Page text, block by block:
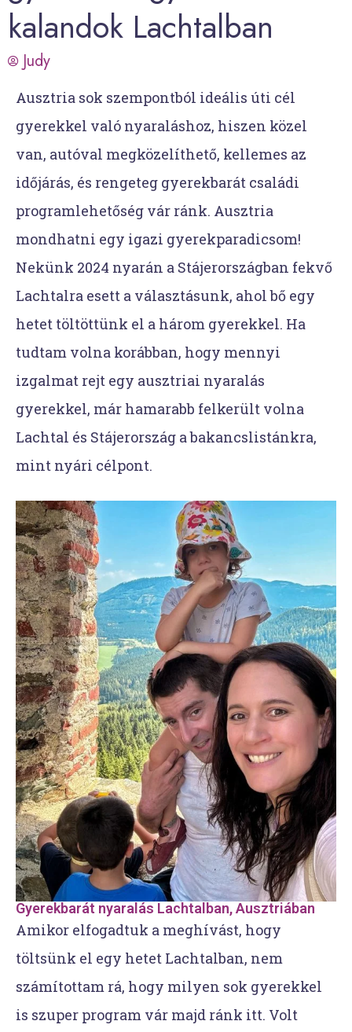
kalandok Lachtalban
Judy
Ausztria sok szempontból ideális úti cél
gyerekkel való nyaraláshoz, hiszen közel
van, autóval megközelíthető, kellemes az
időjárás, és rengeteg gyerekbarát családi
programlehetőség vár ránk. Ausztria
mondhatni egy igazi gyerekparadicsom!
Nekünk 2024 nyarán a Stájerországban fekvő
Lachtalra esett a választásunk, ahol bő egy
hetet töltöttünk el a három gyerekkel. Ha
tudtam volna korábban, hogy mennyi
izgalmat rejt egy ausztriai nyaralás
gyerekkel, már hamarabb felkerült volna
Lachtal és Stájerország a bakancslistánkra,
mint nyári célpont.
Gyerekbarát nyaralás Lachtalban, Ausztriában
Amikor elfogadtuk a meghívást, hogy
töltsünk el egy hetet Lachtalban, nem
számítottam rá, hogy milyen sok gyerekkel
is szuper program vár majd ránk itt. Volt